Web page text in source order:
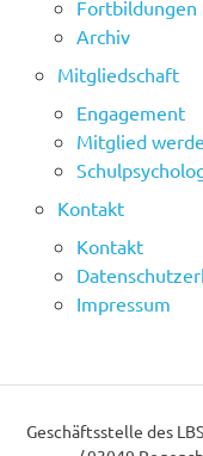
Fortbildungen
Archiv
Mitgliedschaft
Engagement
Mitglied
Kontakt
Kontakt
Impressum
Geschäftsstelle des